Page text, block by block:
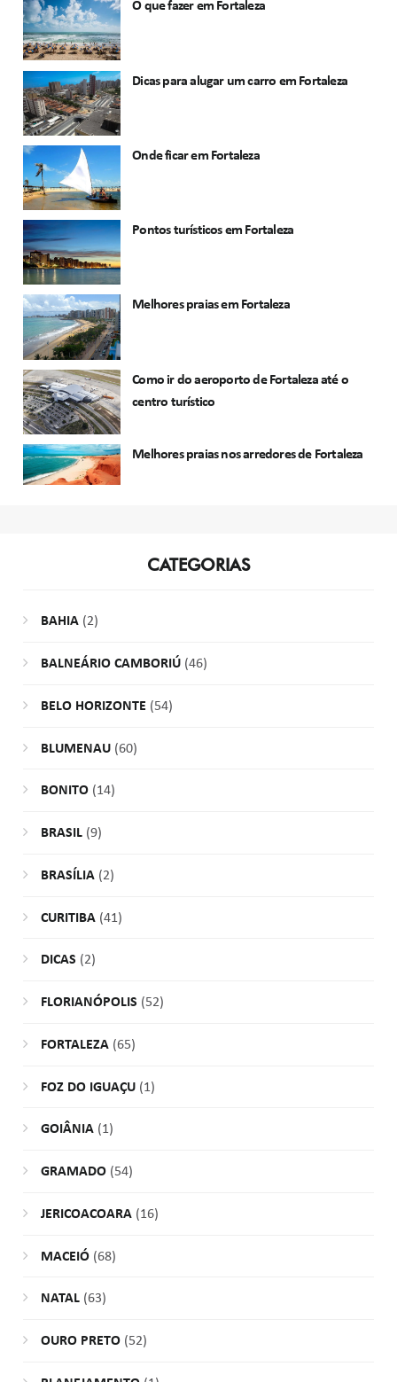
O que fazer em Fortaleza
Dicas para alugar um carro em Fortaleza
Onde ficar em Fortaleza
Pontos turísticos em Fortaleza
Melhores praias em Fortaleza
Como ir do aeroporto de Fortaleza até o
centro turístico
Melhores praias nos arredores de Fortaleza
CATEGORIAS
BAHIA(2)
BALNEÁRIO CAMBORIÚ(46)
BELO HORIZONTE (54)
BLUMENAU(60)
BONITO(14)
BRASIL(9)
BRASÍLIA(2)
CURITIBA(41)
DICAS (2)
FLORIANÓPOLIS (52)
FORTALEZA(65)
FOZ DO IGUAÇU(1)
GOIÂNIA(1)
GRAMADO(54)
JERICOACOARA(16)
MACEIÓ(68)
NATAL(63)
OURO PRETO(52)